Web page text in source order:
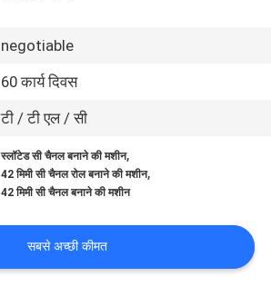
negotiable
60 कार्य दिवस
टी / टी एल / सी
स्लॉटेड सी चैनल बनाने की मशीन,
42 मिमी सी चैनल रोल बनाने की मशीन,
42 मिमी सी चैनल बनाने की मशीन
सबसे अच्छी कीमत